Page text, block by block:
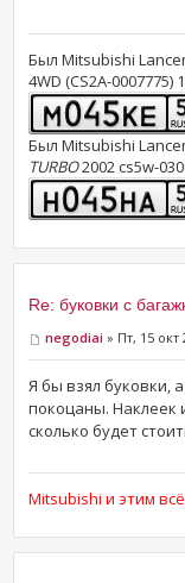
Был Mitsubishi
4WD (CS2A-0007775)
Был Mitsubishi
TURBO2002 cs5w-
Re: буковки с
negodiai » Пт, 15 окт
Я бы взял буковки,
покоцаны. Наклеек
сколько будет
Mitsubishi и этим